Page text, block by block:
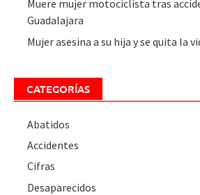
Muere mujer motociclista tras
Guadalajara
Mujer asesina a su hija y se quita la
CATEGORÍAS
Abatidos
Accidentes
Cifras
Desaparecidos